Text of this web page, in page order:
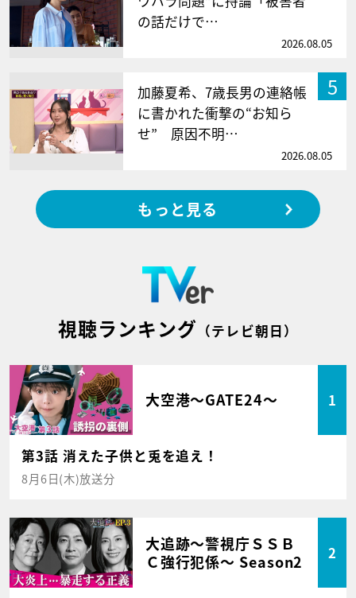
の話だけで…
2026.08.05
5
加藤夏希、7歳長男の連絡帳
に書かれた衝撃の“お知ら
せ” 原因不明…
2026.08.05
もっと見る
視聴ランキング （テレビ朝日）
大空港～GATE24～ 1
第3話 消えた子供と兎を追え！
8月6日(木)放送分
大追跡～警視庁ＳＳＢ
Ｃ強行犯係～ Season2
2